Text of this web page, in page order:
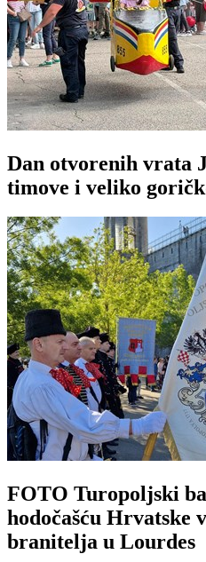
Dan otvorenih vrata
timove i veliko
FOTO Turopoljski
hodočašću Hrvatske
branitelja u Lourdes